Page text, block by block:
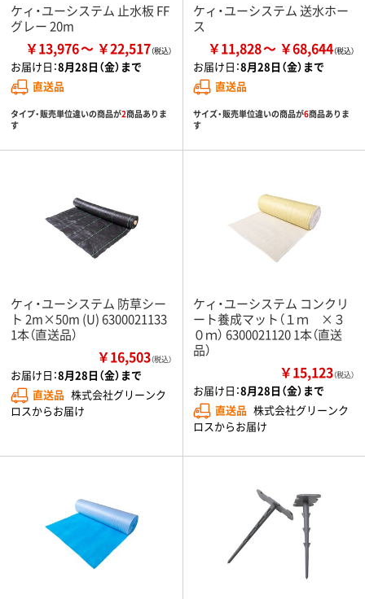
ケィ・ユーシステム 止水板 FF
グレー 20m
￥13,976 ￥22,517
お届け日：8月28日（金）まで
直送品
タイプ・販売単位違いの商品が2商品ありま
す
ケィ・ユーシステム 送水ホー
ス
￥11,828 ￥68,644
お届け日：8月28日（金）まで
直送品
サイズ・販売単位違いの商品が6商品ありま
す
ケィ・ユーシステム 防草シー
ト 2m×50m (U) 6300021133
1本（直送品）
￥16,503（税込）
お届け日：8月28日（金）まで
直送品 株式会社グリーンク
ロスからお届け
ケィ・ユーシステム コンクリ
ート養成マット（１ｍ ×３
０ｍ） 6300021120 1本（直送
品）
￥15,123（税込）
お届け日：8月28日（金）まで
直送品 株式会社グリーンク
ロスからお届け